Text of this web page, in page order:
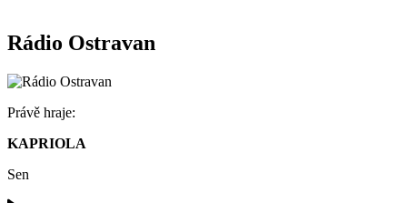
Rádio Ostravan
Právě hraje:
KAPRIOLA
Sen